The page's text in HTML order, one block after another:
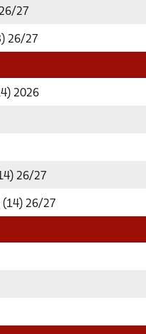
27
26/27
2026
26/27
(14) 26/27